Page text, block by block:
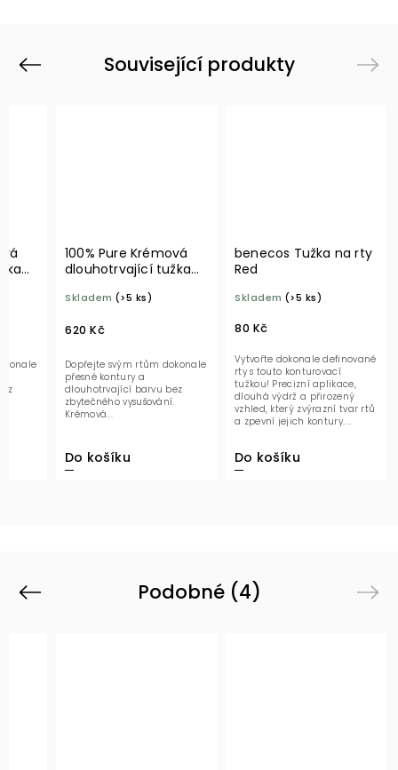
Související produkty
Previous
100% Pure Krémová
dlouhotrvající tužka
Skladem (>5 ks)
620 Kč
Do košíku
Dopřejte svým rtům dokonale
přesné kontury a
dlouhotrvající barvu bez
zbytečného vysušování.
Krémová...
benecos Tužka na rty
Red
Skladem (>5 ks)
80 Kč
Do košíku
Vytvořte dokonale definované
rty s touto konturovací
tužkou! Precizní aplikace,
dlouhá výdrž a přirozený
vzhled, který zvýrazní tvar rtů
a zpevní jejich kontury....
Next
Podobné (4)
Previous Next